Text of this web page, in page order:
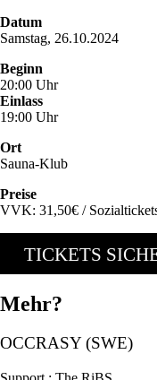
Datum
Samstag, 26.10.2024
Beginn
20:00 Uhr
Einlass
19:00 Uhr
Ort
Sauna-Klub
Preise
VVK: 31,50€ /
TICKETS
Mehr?
OCCRASY (SWE)